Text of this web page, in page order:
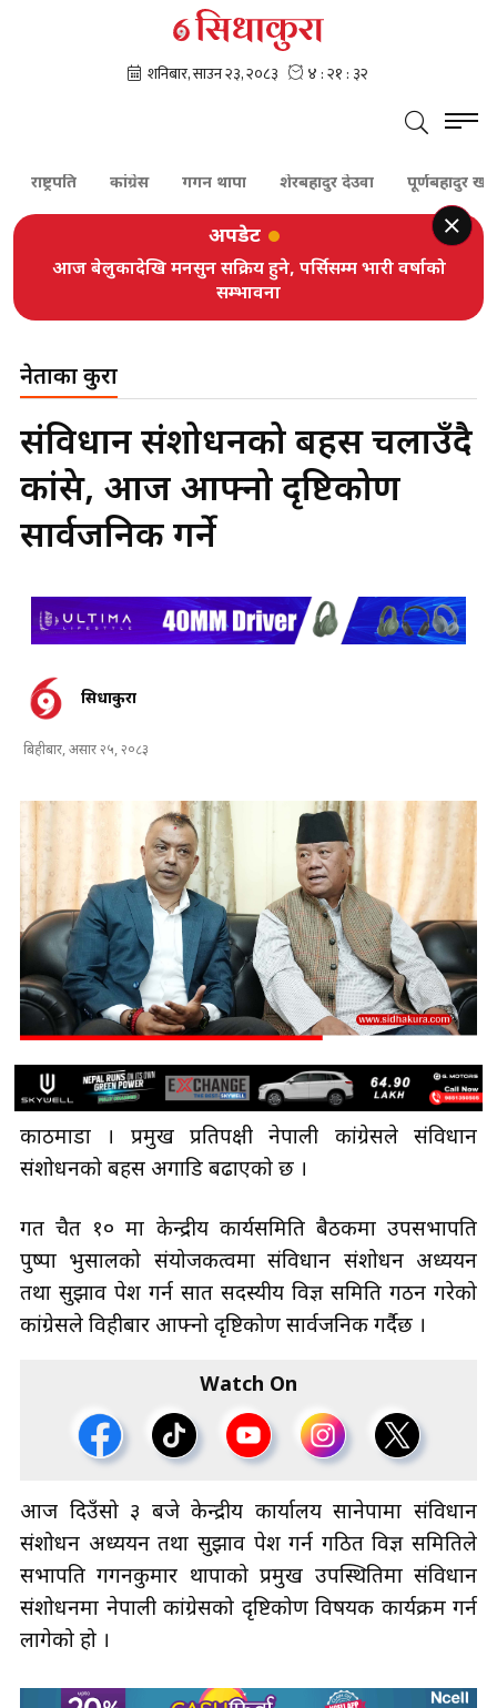
कांग्रेस गगन थापा शेरबहादुर देउवा पूर्णबहादुर खड्का
अपडेट
आज बेलुकादेखि मनसुन सक्रिय हुने, पर्सिसम्म भारी वर्षाको
सम्भावना
नेताका कुरा
संविधान संशोधनको बहस चलाउँदै
कांग्रेस, आज आफ्नो दृष्टिकोण
सार्वजनिक गर्ने
सिधाकुरा
बिहीबार, असार २५, २०८३
काठमाडौँ । प्रमुख प्रतिपक्षी नेपाली कांग्रेसले संविधान
संशोधनको बहस अगाडि बढाएको छ ।
गत चैत १० मा केन्द्रीय कार्यसमिति बैठकमा उपसभापति
पुष्पा भुसालको संयोजकत्वमा संविधान संशोधन अध्ययन
तथा सुझाव पेश गर्न सात सदस्यीय विज्ञ समिति गठन गरेको
कांग्रेसले विहीबार आफ्नो दृष्टिकोण सार्वजनिक गर्दैछ ।
Watch On
आज दिउँसो ३ बजे केन्द्रीय कार्यालय सानेपामा संविधान
संशोधन अध्ययन तथा सुझाव पेश गर्न गठित विज्ञ समितिले
सभापति गगनकुमार थापाको प्रमुख उपस्थितिमा संविधान
संशोधनमा नेपाली कांग्रेसको दृष्टिकोण विषयक कार्यक्रम गर्न
लागेको हो ।